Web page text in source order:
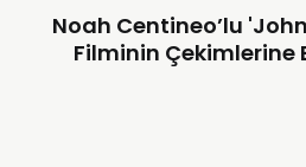
Noah Centineo’lu
Filminin Çekimlerine